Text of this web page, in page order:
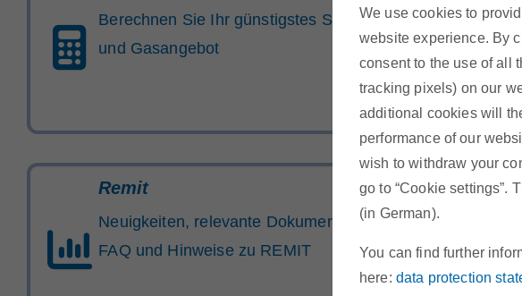
We use cookies to
website experience. By
consent to the use of all
tracking pixels) on our
additional cookies will
performance of our
wish to withdraw your
go to “Cookie settings”.
(in German).
You can find further
here: data protection
Berechnen Sie Ihr günstigstes Strom-
und Gasangebot
Remit
Neuigkeiten, relevante Dokumente,
FAQ und Hinweise zu REMIT